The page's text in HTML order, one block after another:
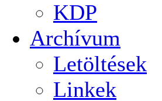
KDP
Archívum
Letöltések
Linkek